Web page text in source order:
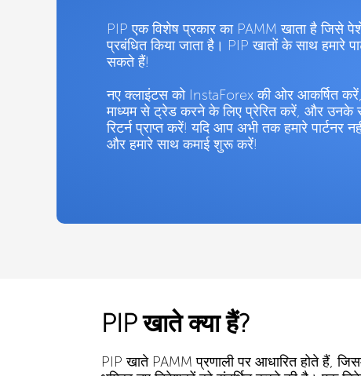
PIP एक विशेष प्रकार का PAMM खाता है जिसे
प्रबंधित किया जाता है। PIP खातों के साथ हमारे
सकते हैं!
नए क्लाइंटस को InstaForex की ओर आकर्षित
माध्यम से ट्रेड करने के लिए प्रेरित करें, और
रिटर्न प्राप्त करें! यदि आप अभी तक हमारे पार्टनर
और हमारे साथ कमाई शुरू करें!
PIP खाते क्या हैं?
PIP खाते PAMM प्रणाली पर आधारित होते हैं,